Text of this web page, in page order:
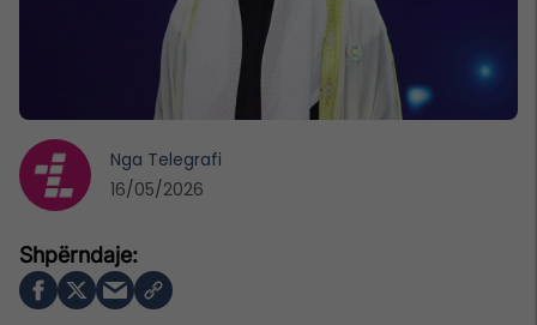
Nga Telegrafi
16/05/2026